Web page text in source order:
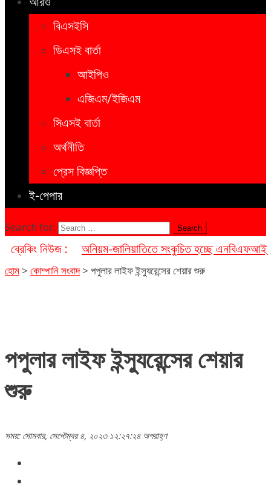
বিএসইসি
ডিএসই বার্তা
আইপিও
এজিএম/ইজিএম
সিএসই বার্তা
অর্থনীতি
প্রেস বিজ্ঞপ্তি
ই-পেপার
Search for:
ব্রেকিং নিউজ : অনিয়ম-জালিয়াতিতে সংকুচিত হচ্ছে এনবিএফআই
হোম > কোম্পানি সংবাদ > পপুলার লাইফ ইন্স্যুরেন্সের শেয়ার শুরু
পপুলার লাইফ ইন্স্যুরেন্সের শেয়ার
শুরু
সময়: সোমবার, সেপ্টেম্বর ৪, ২০২৩ ১২:২৭:২৪ অপরাহ্ণ